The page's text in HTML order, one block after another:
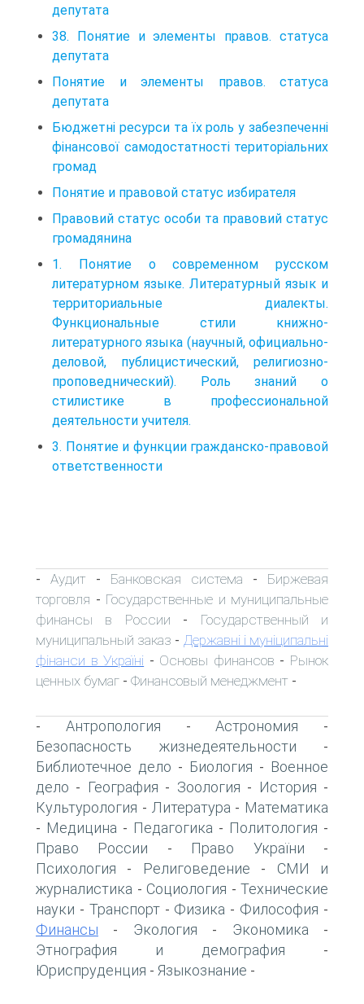
депутата
38. Понятие и элементы правов. статуса
депутата
Понятие и элементы правов. статуса
депутата
Бюджетні ресурси та їх роль у забезпеченні
фінансової самодостатності територіальних
громад
Понятие и правовой статус избирателя
Правовий статус особи та правовий статус
громадянина
1. Понятие о современном русском
литературном языке. Литературный язык и
территориальные диалекты.
Функциональные стили книжно-
литературного языка (научный, официально-
деловой, публицистический, религиозно-
проповеднический). Роль знаний о
стилистике в профессиональной
деятельности учителя.
3. Понятие и функции гражданско-правовой
ответственности
- Аудит - Банковская система - Биржевая
торговля - Государственные и муниципальные
финансы в России - Государственный и
муниципальный заказ - Державні і муніципальні
фінанси в Україні - Основы финансов - Рынок
ценных бумаг - Финансовый менеджмент -
- Антропология -Астрономия -
Безопасность жизнедеятельности -
Библиотечное дело - Биология - Военное
дело - География - Зоология - История -
Культурология - Литература - Математика
- Медицина - Педагогика - Политология -
Право России - Право України -
Психология - Религоведение - СМИ и
журналистика - Социология - Технические
науки - Транспорт- Физика - Философия -
Финансы - Экология - Экономика -
Этнография и демография -
Юриспруденция - Языкознание -